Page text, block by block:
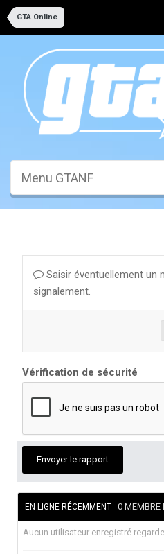
GTA Online
Menu GTANF
Saisir éventuellement un
signalement.
Vérification de sécurité
Envoyer le rapport
EN LIGNE RÉCEMMENT 0 MEMBRE
Aucun utilisateur enregistré